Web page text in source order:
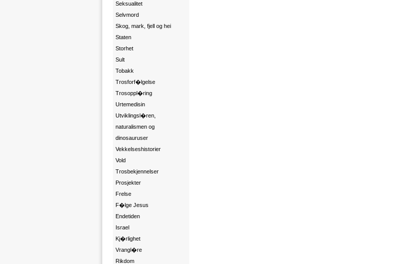
Seksualitet
Selvmord
Skog, mark, fjell og hei
Staten
Storhet
Sult
Tobakk
Trosforf�lgelse
Trosoppl�ring
Urtemedisin
Utviklingsl�ren,
naturalismen og
dinosauruser
Vekkelseshistorier
Vold
Trosbekjennelser
Prosjekter
Frelse
F�lge Jesus
Endetiden
Israel
Kj�rlighet
Vrangl�re
Rikdom